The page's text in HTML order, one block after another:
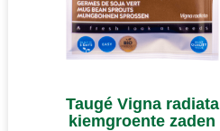
Taugé Vigna radiata
kiemgroente zaden